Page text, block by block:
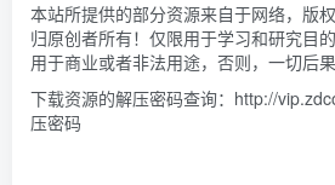
本站所提供的部分资源来自于网络，版
归原创者所有！仅限用于学习和研究目
用于商业或者非法用途，否则，一切后果
下载资源的解压密码查询： http://
压密码